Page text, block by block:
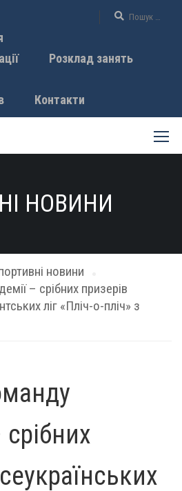
Розклад занять
Контакти
НОВИНИ
новини
– срібних призерів
ліг «Пліч-о-пліч» з